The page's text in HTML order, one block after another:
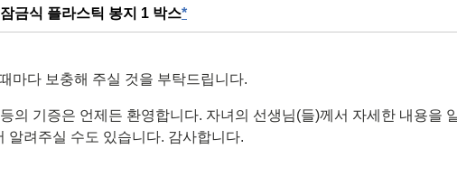
금식 플라스틱 봉지 1 박스*
마다 보충해 주실 것을 부탁드립니다.
의 기증은 언제든 환영합니다. 자녀의 선생님(들)께서 자세한 내용을
알려주실 수도 있습니다. 감사합니다.